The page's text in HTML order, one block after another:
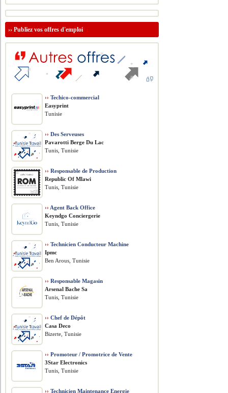
››Publiez vos offres d'emploi
›› Techico-commercial
Easyprint
Tunisie
›› Des Serveuses
Pavarotti Berge Du Lac
Tunis, Tunisie
›› Responsable de Production
Republic Of Mlawi
Tunis, Tunisie
›› Agent Back Office
Keyndgo Conciergerie
Tunis, Tunisie
›› Technicien Conducteur Machine
Ipmc
Ben Arous, Tunisie
›› Responsable Magasin
Arsenal Bache Sa
Tunis, Tunisie
›› Chef de Dépôt
Casa Deco
Bizerte, Tunisie
›› Promoteur / Promotrice de Vente
3Star Electronics
Tunis, Tunisie
›› Technicien Maintenance Energie